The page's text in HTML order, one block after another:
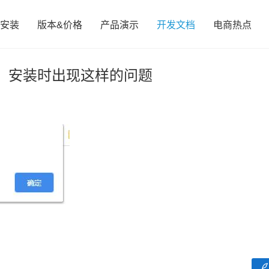
装 版本&价格 产品演示 开发文档 电商热点
安装时出现这样的问题